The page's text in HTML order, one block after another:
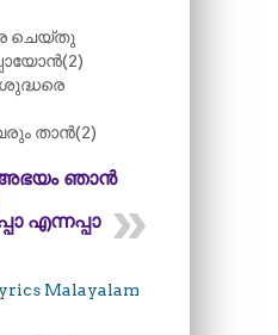
ചെയ്തു
ശുദ്ധരെ
താൻ(2)
ഞാൻ
എന്നപ്പാ
Malayalam